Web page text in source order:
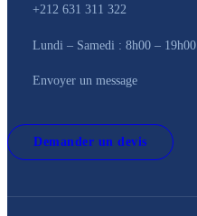
+212 631 311 322
Lundi – Samedi : 8h00 – 19h00
Envoyer un message
Demander un devis